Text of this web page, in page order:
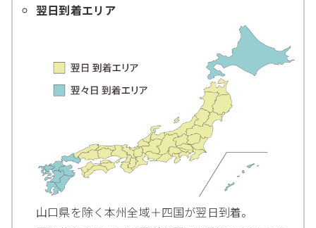
翌日到着エリア
山口県を除く本州全域＋四国が翌日到着。